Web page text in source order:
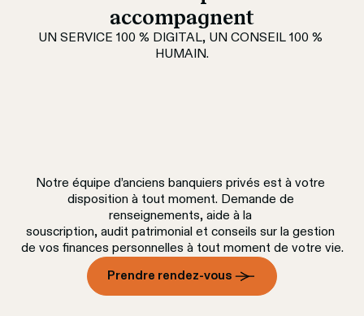
accompagnent
UN SERVICE 100 % DIGITAL, UN CONSEIL 100 %
HUMAIN.
Notre équipe d’anciens banquiers privés est à votre
disposition à tout moment. Demande de
renseignements, aide à la
souscription, audit patrimonial et conseils sur la gestion
de vos finances personnelles à tout moment de votre vie.
Prendre rendez-vous